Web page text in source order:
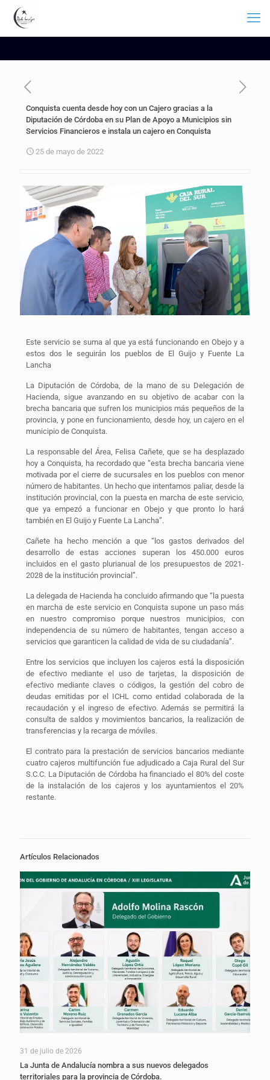
Conquista cuenta desde hoy con un Cajero gracias a la
Diputación de Córdoba en su Plan de Apoyo a Municipios sin
Servicios Financieros e instala un cajero en Conquista
25 de mayo de 2022
Este servicio se suma al que ya está funcionando en Obejo y a
estos dos le seguirán los pueblos de El Guijo y Fuente La
Lancha
La Diputación de Córdoba, de la mano de su Delegación de
Hacienda, sigue avanzando en su objetivo de acabar con la
brecha bancaria que sufren los municipios más pequeños de la
provincia, y pone en funcionamiento, desde hoy, un cajero en el
municipio de Conquista.
La responsable del Área, Felisa Cañete, que se ha desplazado
hoy a Conquista, ha recordado que “esta brecha bancaria viene
motivada por el cierre de sucursales en los pueblos con menor
número de habitantes. Un hecho que intentamos paliar, desde la
institución provincial, con la puesta en marcha de este servicio,
que ya empezó a funcionar en Obejo y que pronto lo hará
también en El Guijo y Fuente La Lancha”.
Cañete ha hecho mención a que “los gastos derivados del
desarrollo de estas acciones superan los 450.000 euros
incluidos en el gasto plurianual de los presupuestos de 2021-
2028 de la institución provincial”.
La delegada de Hacienda ha concluido afirmando que “la puesta
en marcha de este servicio en Conquista supone un paso más
en nuestro compromiso porque nuestros municipios, con
independencia de su número de habitantes, tengan acceso a
servicios que garanticen la calidad de vida de su ciudadanía”.
Entre los servicios que incluyen los cajeros está la disposición
de efectivo mediante el uso de tarjetas, la disposición de
efectivo mediante claves o códigos, la gestión del cobro de
deudas emitidas por el ICHL como entidad colaborada de la
recaudación y el ingreso de efectivo. Además se permitirá la
consulta de saldos y movimientos bancarios, la realización de
transferencias y la recarga de móviles.
El contrato para la prestación de servicios bancarios mediante
cuatro cajeros multifunción fue adjudicado a Caja Rural del Sur
S.C.C. La Diputación de Córdoba ha financiado el 80% del coste
de la instalación de los cajeros y los ayuntamientos el 20%
restante.
Artículos Relacionados
31 de julio de 2026
La Junta de Andalucía nombra a sus nuevos delegados
territoriales para la provincia de Córdoba.